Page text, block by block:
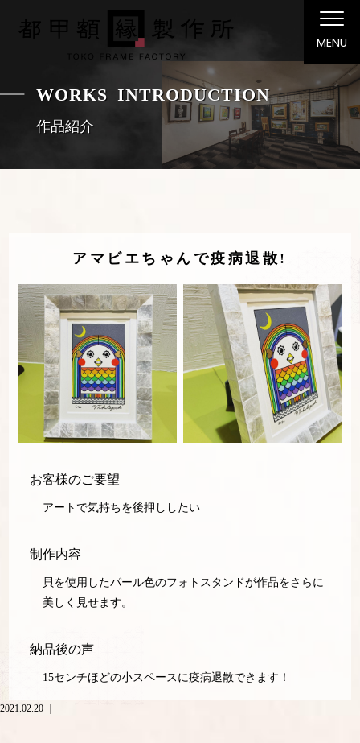
MENU
WORKS INTRODUCTION
作品紹介
アマビエちゃんで疫病退散!
お客様のご要望
アートで気持ちを後押ししたい
制作内容
貝を使用したパール色のフォトスタンドが作品をさらに
美しく見せます。
納品後の声
15センチほどの小スペースに疫病退散できます！
2021.02.20 ｜